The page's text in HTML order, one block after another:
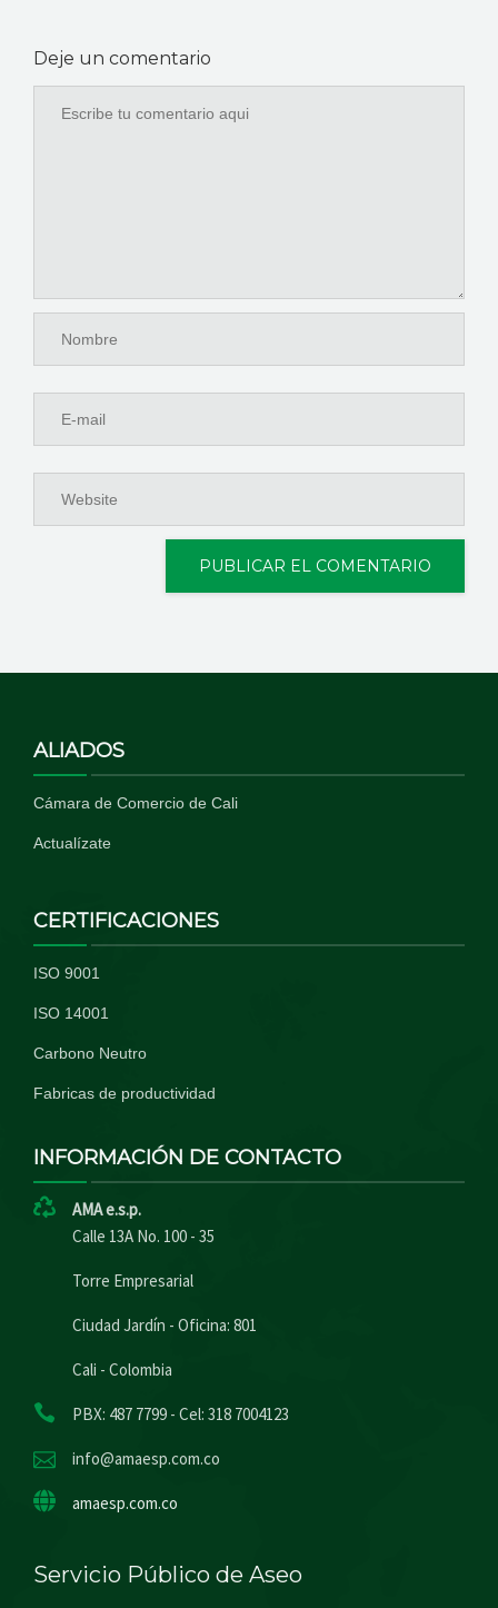
Deje un comentario
ALIADOS
Cámara de Comercio de Cali
Actualízate
CERTIFICACIONES
ISO 9001
ISO 14001
Carbono Neutro
Fabricas de productividad
INFORMACIÓN DE CONTACTO
AMA e.s.p.
Calle 13A No. 100 - 35
Torre Empresarial
Ciudad Jardín - Oficina: 801
Cali - Colombia
PBX: 487 7799 - Cel: 318 7004123
info@amaesp.com.co
amaesp.com.co
Servicio Público de Aseo